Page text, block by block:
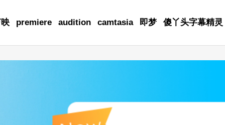
premiere audition camtasia 即梦 傻丫头字幕精灵